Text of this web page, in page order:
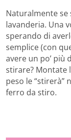
Naturalmente
lavanderia. Una
sperando di
semplice (con
avere un po’ più
stirare? Montate
peso le
ferro da stiro.